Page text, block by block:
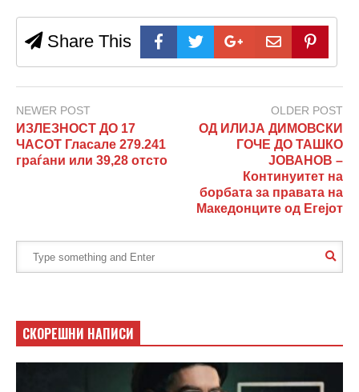
Share This
NEWER POST
ИЗЛЕЗНОСТ ДО 17
ЧАСОТ Гласале 279.241
граѓани или 39,28 отсто
OLDER POST
ОД ИЛИЈА ДИМОВСКИ
ГОЧЕ ДО ТАШКО
ЈОВАНОВ –
Континуитет на
борбата за правата на
Македонците од Егејот
СКОРЕШНИ НАПИСИ